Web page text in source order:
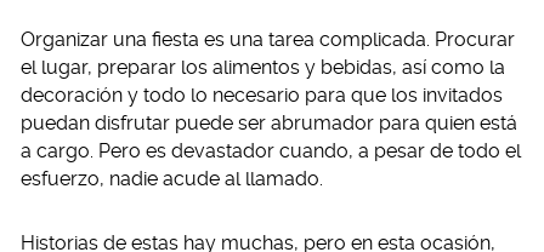
Organizar una fiesta es una tarea complicada. Procurar
el lugar, preparar los alimentos y bebidas, así como la
decoración y todo lo necesario para que los invitados
puedan disfrutar puede ser abrumador para quien está
a cargo. Pero es devastador cuando, a pesar de todo el
esfuerzo, nadie acude al llamado.
Historias de estas hay muchas, pero en esta ocasión,